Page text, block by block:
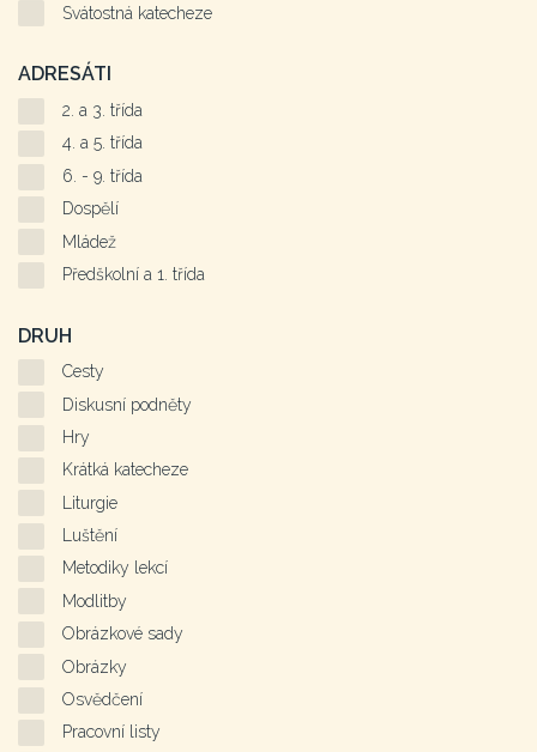
Svátostná katecheze
ADRESÁTI
2. a 3. třída
4. a 5. třída
6. - 9. třída
Dospělí
Mládež
Předškolní a 1. třída
DRUH
Cesty
Diskusní podněty
Hry
Krátká katecheze
Liturgie
Luštění
Metodiky lekcí
Modlitby
Obrázkové sady
Obrázky
Osvědčení
Pracovní listy